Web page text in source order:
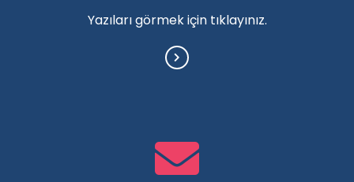
Yazıları görmek için tıklayınız.